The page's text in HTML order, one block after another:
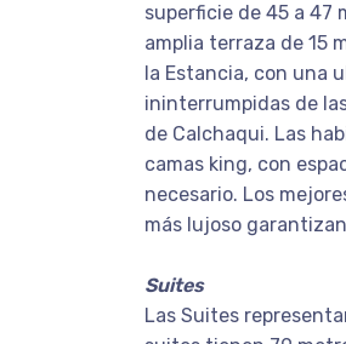
superficie de 45 a 47
amplia terraza de 15
la Estancia, con una
ininterrumpidas de
de Calchaqui. Las
camas king, con
necesario. Los
más lujoso
Suites
Las Suites